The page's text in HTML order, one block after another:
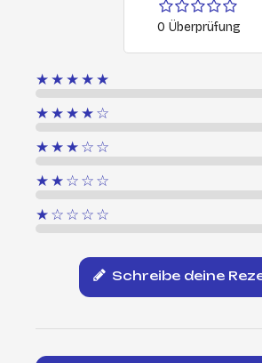
0 Überprüfung
★★★★★
★★★★☆
★★★☆☆
★★☆☆☆
★☆☆☆☆
Schreibe deine